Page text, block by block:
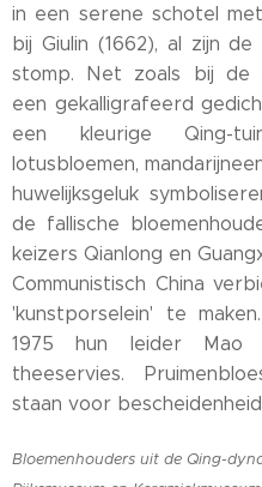
in een serene schotel
bij Giulin (1662), al zijn
stomp. Net zoals bij de
een gekalligrafeerd
een kleurige Qing-
lotusbloemen,
huwelijksgeluk
de fallische
keizers Qianlong en
Communistisch China
'kunstporselein' te
1975 hun leider
theeservies.
staan voor
Bloemenhouders uit de Qing-